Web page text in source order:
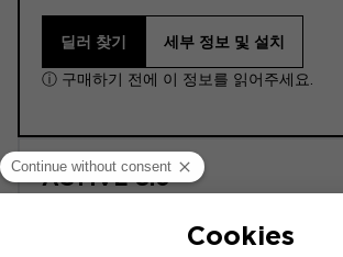
딜러 찾기 세부 정보 및 설치
ⓘ 구매하기 전에 이 정보를 읽어주세요.
ACTIVE 8.0